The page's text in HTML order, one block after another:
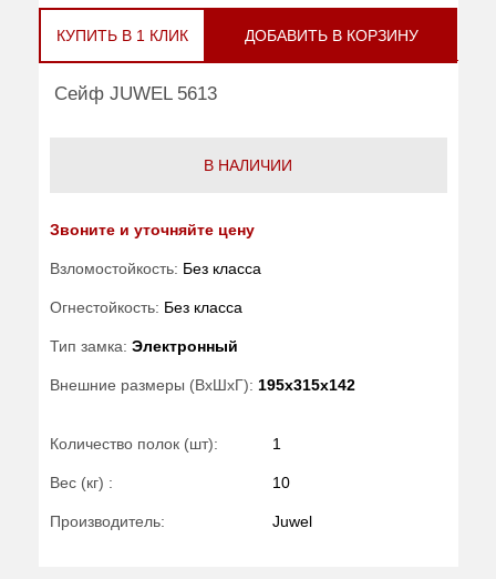
КУПИТЬ В 1 КЛИК ДОБАВИТЬ В КОРЗИНУ
Сейф JUWEL 5613
В НАЛИЧИИ
Звоните и уточняйте цену
Взломостойкость: Без класса
Огнестойкость: Без класса
Тип замка: Электронный
Внешние размеры (ВхШхГ): 195x315x142
Количество полок (шт): 1
Вес (кг) : 10
Производитель: Juwel